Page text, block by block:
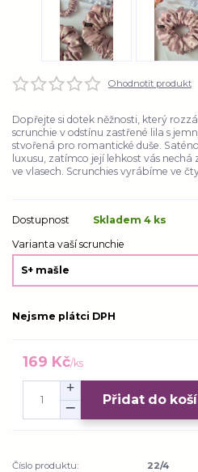
Ohodnotit produkt
Dopřejte si dotek něžnosti, který
scrunchie v odstínu zastřené lila s
stvořená pro romantické duše.
luxusu, zatímco její lehkost vás
ve vlasech. Scrunchies vyrábíme ve
Dostupnost
Skladem 4 ks
Varianta vaší scrunchie
Nejsme plátci DPH
169 Kč/ks
Přidat do
Číslo produktu: 22/4